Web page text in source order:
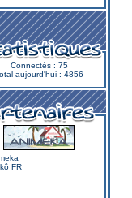
Connectés : 75
aujourd'hui : 4856
FR